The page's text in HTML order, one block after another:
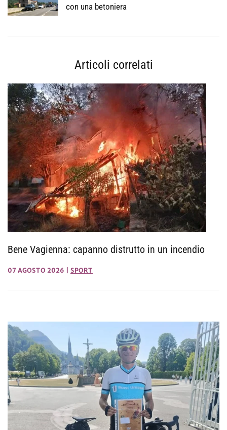
con una betoniera
Articoli correlati
Bene Vagienna: capanno distrutto in un incendio
07 AGOSTO 2026 SPORT